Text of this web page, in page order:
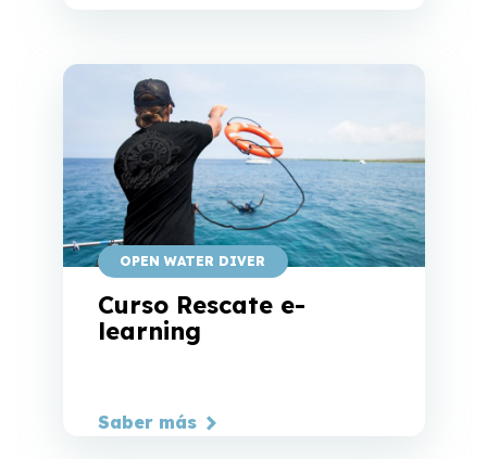
OPEN WATER DIVER
Curso Rescate e-
learning
Saber más